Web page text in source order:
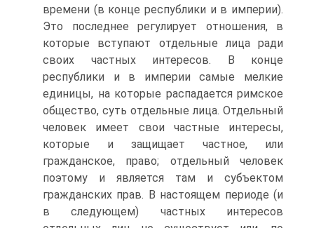
времени (в конце республики и в империи).
Это последнее регулирует отношения, в
которые вступают отдельные лица ради
своих частных интересов. В конце
республики и в империи самые мелкие
единицы, на которые распадается римское
общество, суть отдельные лица. Отдельный
человек имеет свои частные интересы,
которые и защищает частное, или
гражданское, право; отдельный человек
поэтому и является там и субъектом
гражданских прав. В настоящем периоде (и
в следующем) частных интересов